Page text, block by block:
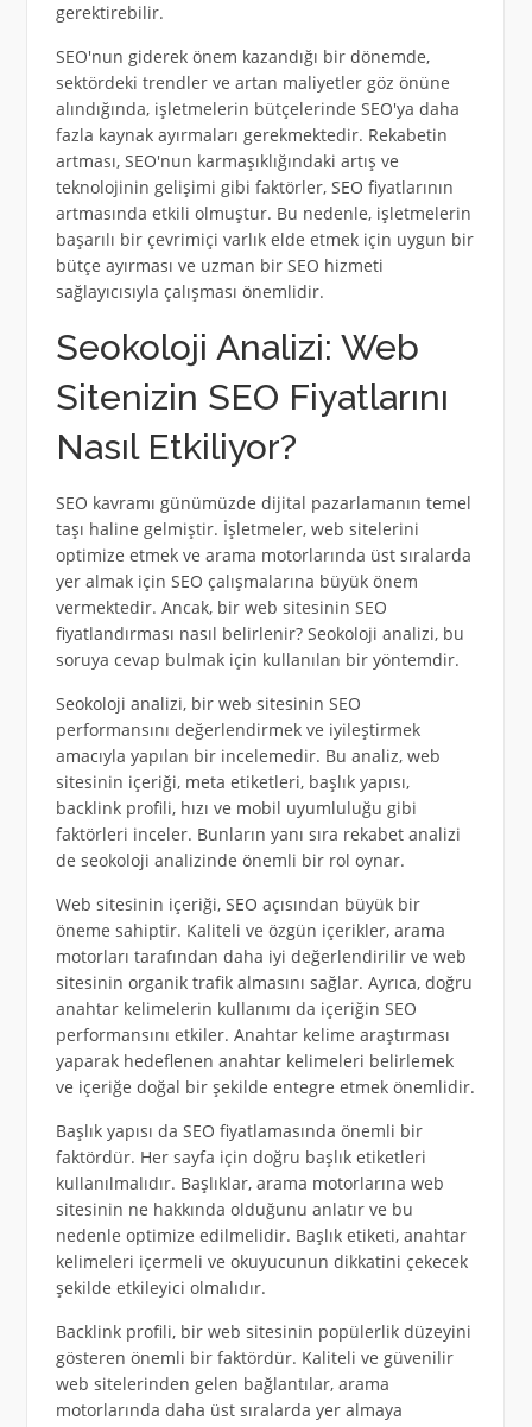
gerektirebilir.
SEO'nun giderek önem kazandığı bir dönemde,
sektördeki trendler ve artan maliyetler göz önüne
alındığında, işletmelerin bütçelerinde SEO'ya daha
fazla kaynak ayırmaları gerekmektedir. Rekabetin
artması, SEO'nun karmaşıklığındaki artış ve
teknolojinin gelişimi gibi faktörler, SEO fiyatlarının
artmasında etkili olmuştur. Bu nedenle, işletmelerin
başarılı bir çevrimiçi varlık elde etmek için uygun bir
bütçe ayırması ve uzman bir SEO hizmeti
sağlayıcısıyla çalışması önemlidir.
Seokoloji Analizi: Web
Sitenizin SEO Fiyatlarını
Nasıl Etkiliyor?
SEO kavramı günümüzde dijital pazarlamanın temel
taşı haline gelmiştir. İşletmeler, web sitelerini
optimize etmek ve arama motorlarında üst sıralarda
yer almak için SEO çalışmalarına büyük önem
vermektedir. Ancak, bir web sitesinin SEO
fiyatlandırması nasıl belirlenir? Seokoloji analizi, bu
soruya cevap bulmak için kullanılan bir yöntemdir.
Seokoloji analizi, bir web sitesinin SEO
performansını değerlendirmek ve iyileştirmek
amacıyla yapılan bir incelemedir. Bu analiz, web
sitesinin içeriği, meta etiketleri, başlık yapısı,
backlink profili, hızı ve mobil uyumluluğu gibi
faktörleri inceler. Bunların yanı sıra rekabet analizi
de seokoloji analizinde önemli bir rol oynar.
Web sitesinin içeriği, SEO açısından büyük bir
öneme sahiptir. Kaliteli ve özgün içerikler, arama
motorları tarafından daha iyi değerlendirilir ve web
sitesinin organik trafik almasını sağlar. Ayrıca, doğru
anahtar kelimelerin kullanımı da içeriğin SEO
performansını etkiler. Anahtar kelime araştırması
yaparak hedeflenen anahtar kelimeleri belirlemek
ve içeriğe doğal bir şekilde entegre etmek önemlidir.
Başlık yapısı da SEO fiyatlamasında önemli bir
faktördür. Her sayfa için doğru başlık etiketleri
kullanılmalıdır. Başlıklar, arama motorlarına web
sitesinin ne hakkında olduğunu anlatır ve bu
nedenle optimize edilmelidir. Başlık etiketi, anahtar
kelimeleri içermeli ve okuyucunun dikkatini çekecek
şekilde etkileyici olmalıdır.
Backlink profili, bir web sitesinin popülerlik düzeyini
gösteren önemli bir faktördür. Kaliteli ve güvenilir
web sitelerinden gelen bağlantılar, arama
motorlarında daha üst sıralarda yer almaya